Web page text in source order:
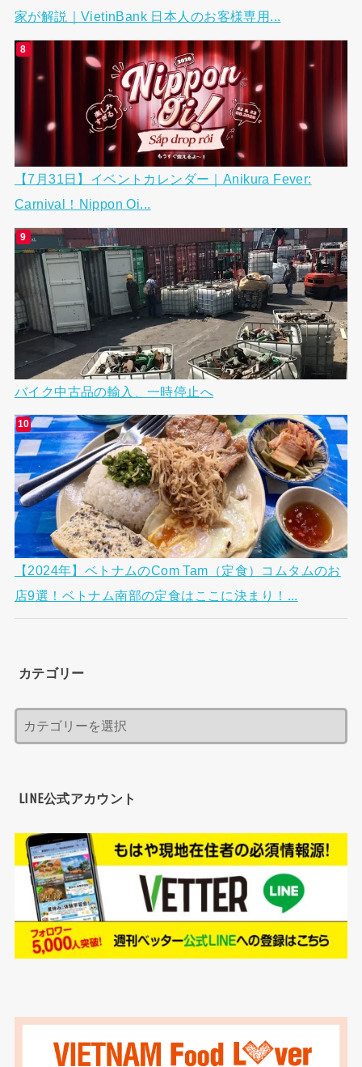
家が解説｜VietinBank 日本人のお客様専用...
【7月31日】イベントカレンダー｜Anikura Fever:
Carnival！Nippon Oi...
バイク中古品の輸入、一時停止へ
【2024年】ベトナムのCom Tam（定食）コムタムのお
店9選！ベトナム南部の定食はここに決まり！...
カテゴリー
LINE公式アカウント